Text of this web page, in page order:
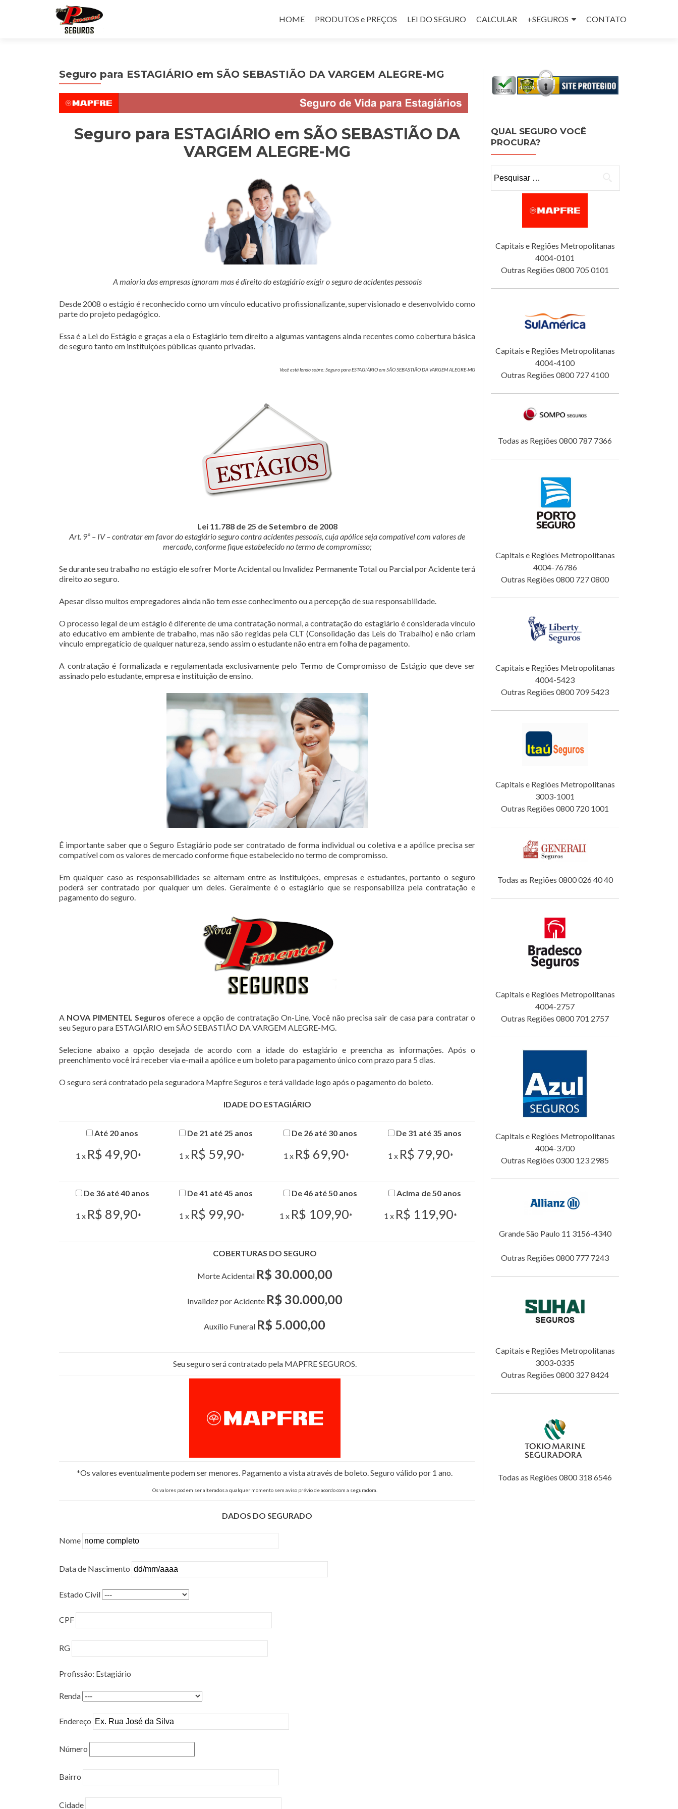
HOME
PRODUTOS e PREÇOS LEI DO SEGURO CALCULAR +SEGUROS CONTATO
Seguro para ESTAGIÁRIO em SÃO SEBASTIÃO DA VARGEM ALEGRE-MG
Seguro para ESTAGIÁRIO em SÃO SEBASTIÃO DA
VARGEM ALEGRE-MG
A maioria das empresas ignoram mas é direito do estagiário exigir o seguro de acidentes pessoais
Desde 2008 o estágio é reconhecido como um vínculo educativo profissionalizante, supervisionado e desenvolvido como
parte do projeto pedagógico.
Essa é a Lei do Estágio e graças a ela o Estagiário tem direito a algumas vantagens ainda recentes como cobertura básica
de seguro tanto em instituições públicas quanto privadas.
Você está lendo sobre: Seguro para ESTAGIÁRIO em SÃO SEBASTIÃO DA VARGEM ALEGRE-MG
Lei 11.788 de 25 de Setembro de 2008
Art. 9º – IV – contratar em favor do estagiário seguro contra acidentes pessoais, cuja apólice seja compatível com valores de
mercado, conforme fique estabelecido no termo de compromisso;
Se durante seu trabalho no estágio ele sofrer Morte Acidental ou Invalidez Permanente Total ou Parcial por Acidente terá
direito ao seguro.
Apesar disso muitos empregadores ainda não tem esse conhecimento ou a percepção de sua responsabilidade.
O processo legal de um estágio é diferente de uma contratação normal, a contratação do estagiário é considerada vínculo
ato educativo em ambiente de trabalho, mas não são regidas pela CLT (Consolidação das Leis do Trabalho) e não criam
vínculo empregatício de qualquer natureza, sendo assim o estudante não entra em folha de pagamento.
A contratação é formalizada e regulamentada exclusivamente pelo Termo de Compromisso de Estágio que deve ser
assinado pelo estudante, empresa e instituição de ensino.
É importante saber que o Seguro Estagiário pode ser contratado de forma individual ou coletiva e a apólice precisa ser
compatível com os valores de mercado conforme fique estabelecido no termo de compromisso.
Em qualquer caso as responsabilidades se alternam entre as instituições, empresas e estudantes, portanto o seguro
poderá ser contratado por qualquer um deles. Geralmente é o estagiário que se responsabiliza pela contratação e
pagamento do seguro.
A NOVA PIMENTEL Seguros oferece a opção de contratação On-Line. Você não precisa sair de casa para contratar o
seu Seguro para ESTAGIÁRIO em SÃO SEBASTIÃO DA VARGEM ALEGRE-MG.
Selecione abaixo a opção desejada de acordo com a idade do estagiário e preencha as informações. Após o
preenchimento você irá receber via e-mail a apólice e um boleto para pagamento único com prazo para 5 dias.
O seguro será contratado pela seguradora Mapfre Seguros e terá validade logo após o pagamento do boleto.
IDADE DO ESTAGIÁRIO
Até 20 anos
1 x R$ 49,90*
De 21 até 25 anos
1 x R$ 59,90*
De 26 até 30 anos
1 x R$ 69,90*
De 31 até 35 anos
1 x R$ 79,90*
De 36 até 40 anos
1 x R$ 89,90*
De 41 até 45 anos
1 x R$ 99,90*
De 46 até 50 anos
1 x R$ 109,90*
Acima de 50 anos
1 x R$ 119,90*
COBERTURAS DO SEGURO
Morte Acidental R$ 30.000,00
Invalidez por Acidente R$ 30.000,00
Auxílio Funeral R$ 5.000,00
Seu seguro será contratado pela MAPFRE SEGUROS.
*Os valores eventualmente podem ser menores. Pagamento a vista através de boleto. Seguro válido por 1 ano.
Os valores podem ser alterados a qualquer momento sem aviso prévio de acordo com a seguradora.
DADOS DO SEGURADO
Nome
Data de Nascimento
Estado Civil
CPF
RG
Profissão: Estagiário
Renda
Endereço
Número
Bairro
Cidade
QUAL SEGURO VOCÊ
PROCURA?
Capitais e Regiões Metropolitanas
4004-0101
Outras Regiões 0800 705 0101
Capitais e Regiões Metropolitanas
4004-4100
Outras Regiões 0800 727 4100
Todas as Regiões 0800 787 7366
Capitais e Regiões Metropolitanas
4004-76786
Outras Regiões 0800 727 0800
Capitais e Regiões Metropolitanas
4004-5423
Outras Regiões 0800 709 5423
Capitais e Regiões Metropolitanas
3003-1001
Outras Regiões 0800 720 1001
Todas as Regiões 0800 026 40 40
Capitais e Regiões Metropolitanas
4004-2757
Outras Regiões 0800 701 2757
Capitais e Regiões Metropolitanas
4004-3700
Outras Regiões 0300 123 2985
Grande São Paulo 11 3156-4340
Outras Regiões 0800 777 7243
Capitais e Regiões Metropolitanas
3003-0335
Outras Regiões 0800 327 8424
Todas as Regiões 0800 318 6546